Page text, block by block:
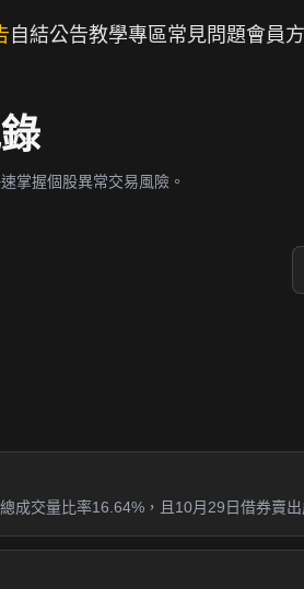
自結公告教學專區常見問題會員
掌握個股異常交易風險。
成交量比率16.64%，且10月29日借券賣